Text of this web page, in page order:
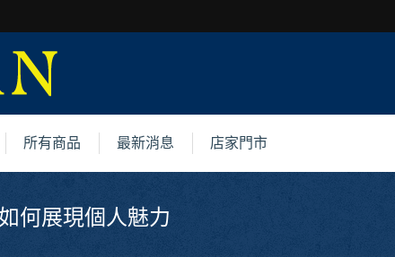
所有商品 最新消息 店家門市
何展現個人魅力